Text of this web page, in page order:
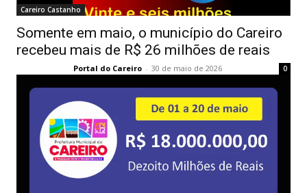
Careiro Castanho
Somente em maio, o município do Careiro
recebeu mais de R$ 26 milhões de reais
Portal do Careiro - 30 de maio de 2026 0